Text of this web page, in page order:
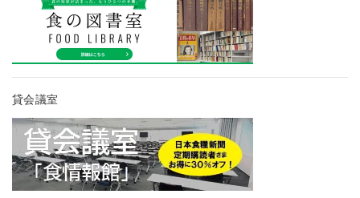
貸会議室